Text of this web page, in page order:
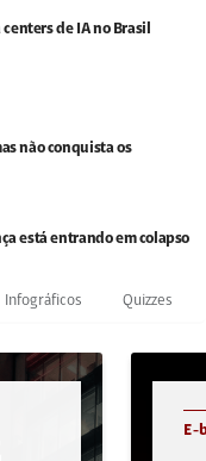
de IA no Brasil
não conquista os
está entrando em colapso
Infográficos Quizzes
E-